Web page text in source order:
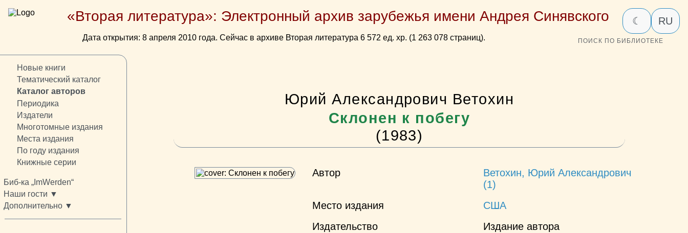
«Вторая литература»: Электронный архив зарубежья имени Андрея Синявского
Дата открытия: 8 апреля 2010 года. Сейчас в архиве Вторая литература 6 572 ед. хр. (1 263 078 страниц).
☾ RU
ПОИСК ПО БИБЛИОТЕКЕ
Новые книги
Тематический каталог
Каталог авторов
Периодика
Издатели
Многотомные издания
Места издания
По году издания
Книжные серии
Биб-ка „ImWerden“
Наши гости ▼
Дополнительно ▼
Юрий Александрович Ветохин
Склонен к побегу
(1983)
Автор
Ветохин, Юрий Александрович
(1)
Место издания
США
Издательство
Издание автора